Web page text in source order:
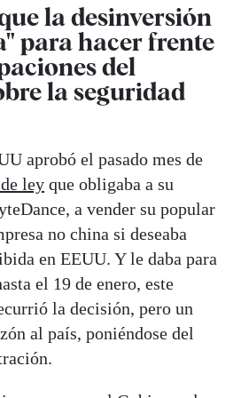
la desinversión
para hacer frente
del
la seguridad
aprobó el pasado mes de
ley que obligaba a su
a vender su popular
no china si deseaba
en EEUU. Y le daba para
el 19 de enero, este
la decisión, pero un
al país, poniéndose del